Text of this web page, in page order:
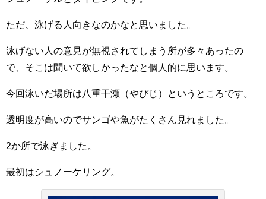
ただ、泳げる人向きなのかなと思いました。
泳げない人の意見が無視されてしまう所が多々あったの
で、そこは聞いて欲しかったなと個人的に思います。
今回泳いだ場所は八重干瀬（やびじ）というところです。
透明度が高いのでサンゴや魚がたくさん見れました。
2か所で泳ぎました。
最初はシュノーケリング。